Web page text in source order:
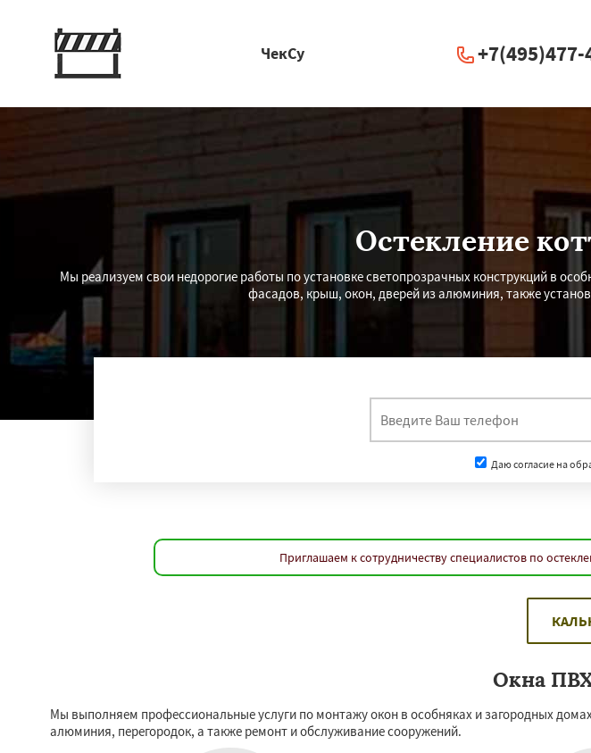
ЧекСу +7(495)477-
Остекление
Мы реализуем свои недорогие работы по установке светопрозрачных конструкций в
фасадов, крыш, окон, дверей из алюминия, также
Даю согласие на
Приглашаем к сотрудничеству специалистов по
Окна
Мы выполняем профессиональные услуги по монтажу окон в особняках и загородных
алюминия, перегородок, а также ремонт и обслуживание сооружений.